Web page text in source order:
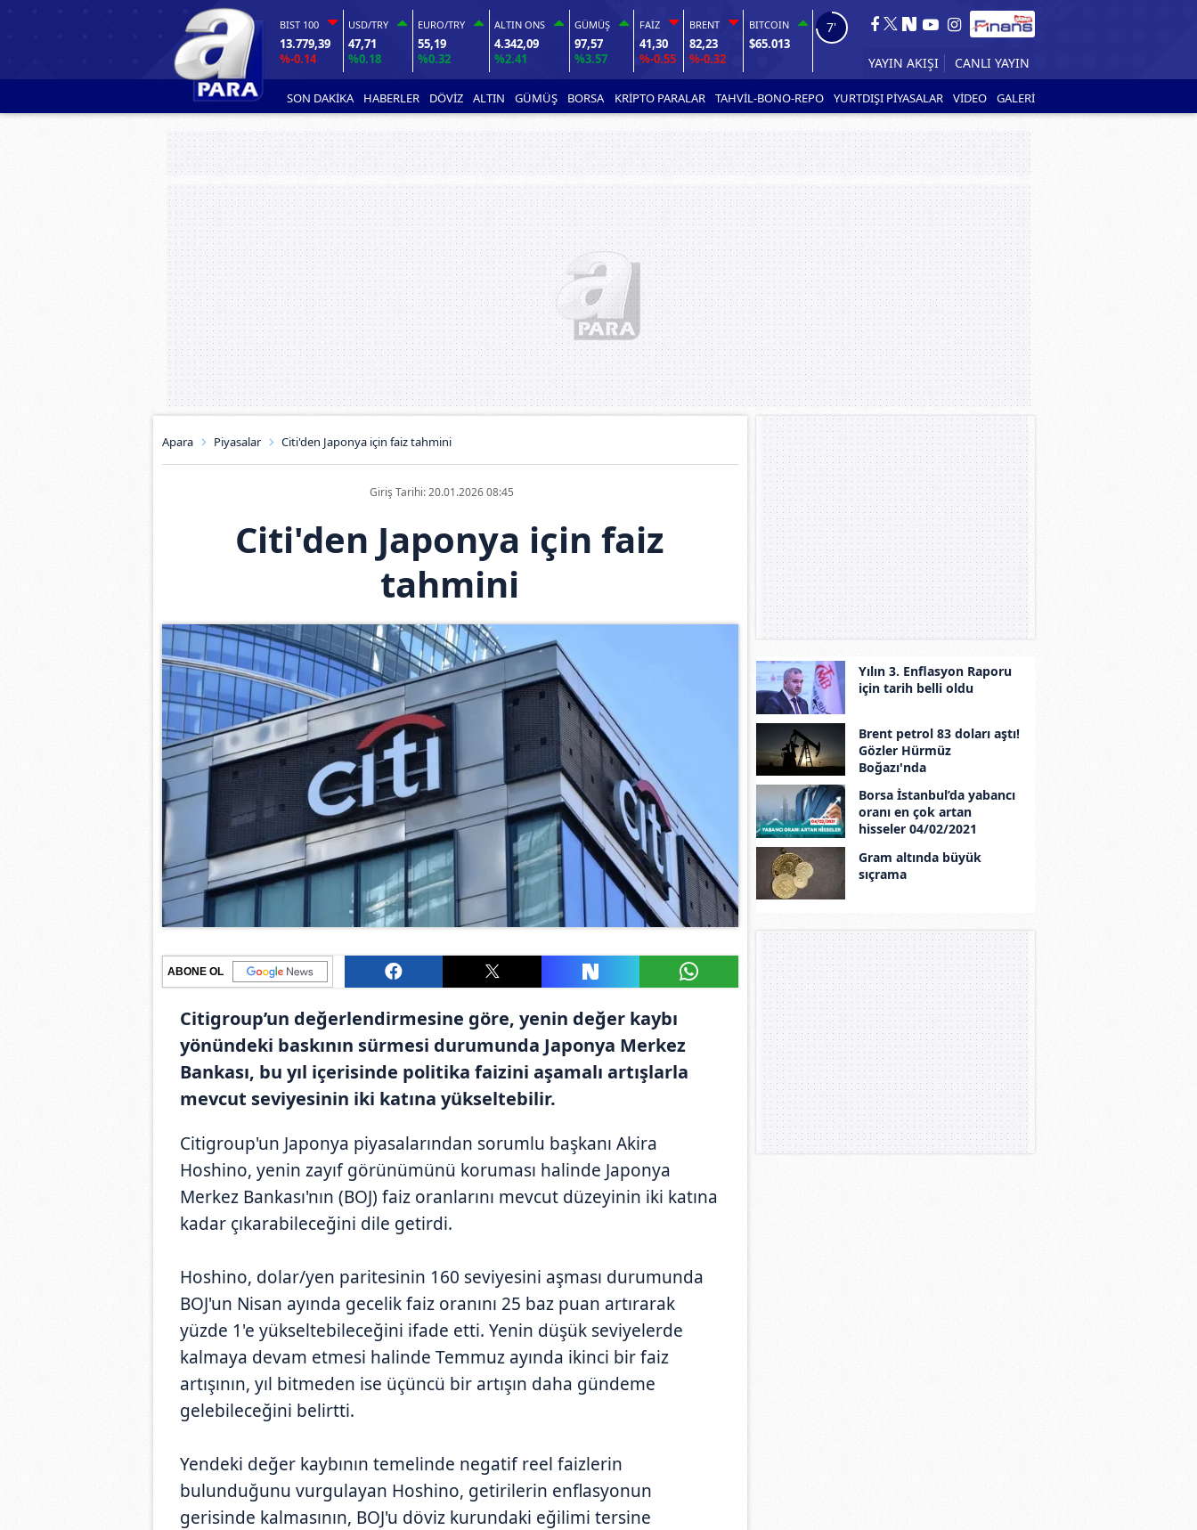
BIST 100
13.779,39
%-0.14
USD/TRY
47,71
%0.18
EURO/TRY
55,19
%0.32
ALTIN ONS
4.342,09
%2.41
GÜMÜŞ
97,57
%3.57
FAİZ
41,30
%-0.55
BRENT
82,23
%-0.32
BITCOIN
$65.013
6'
YAYIN AKIŞI CANLI YAYIN
SON DAKİKA HABERLER DÖVİZ ALTIN GÜMÜŞ BORSA KRİPTO PARALAR TAHVİL-BONO-REPO YURTDIŞI PİYASALAR VİDEO GALERİ
Apara Piyasalar Citi'den Japonya için faiz tahmini
Giriş Tarihi: 20.01.2026 08:45
Citi'den Japonya için faiz
tahmini
ABONE OL
Citigroup’un değerlendirmesine göre, yenin değer kaybı
yönündeki baskının sürmesi durumunda Japonya Merkez
Bankası, bu yıl içerisinde politika faizini aşamalı artışlarla
mevcut seviyesinin iki katına yükseltebilir.
Citigroup'un Japonya piyasalarından sorumlu başkanı Akira
Hoshino, yenin zayıf görünümünü koruması halinde Japonya
Merkez Bankası'nın (BOJ) faiz oranlarını mevcut düzeyinin iki katına
kadar çıkarabileceğini dile getirdi.
Hoshino, dolar/yen paritesinin 160 seviyesini aşması durumunda
BOJ'un Nisan ayında gecelik faiz oranını 25 baz puan artırarak
yüzde 1'e yükseltebileceğini ifade etti. Yenin düşük seviyelerde
kalmaya devam etmesi halinde Temmuz ayında ikinci bir faiz
artışının, yıl bitmeden ise üçüncü bir artışın daha gündeme
gelebileceğini belirtti.
Yendeki değer kaybının temelinde negatif reel faizlerin
bulunduğunu vurgulayan Hoshino, getirilerin enflasyonun
gerisinde kalmasının, BOJ'u döviz kurundaki eğilimi tersine
Yılın 3. Enflasyon Raporu
için tarih belli oldu
Brent petrol 83 doları aştı!
Gözler Hürmüz
Boğazı'nda
Borsa İstanbul’da yabancı
oranı en çok artan
hisseler 04/02/2021
Gram altında büyük
sıçrama